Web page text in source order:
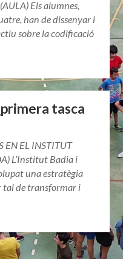
Els alumnes,
han de dissenyar i
sobre la codificació
tasca
EN EL INSTITUT
L’Institut Badia i
una estratègia
de transformar i